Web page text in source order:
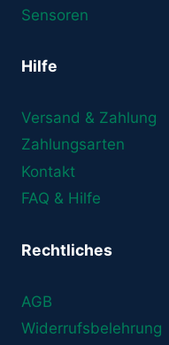
Sensoren
Hilfe
Versand & Zahlung
Zahlungsarten
Kontakt
FAQ & Hilfe
Rechtliches
AGB
Widerrufsbelehrung